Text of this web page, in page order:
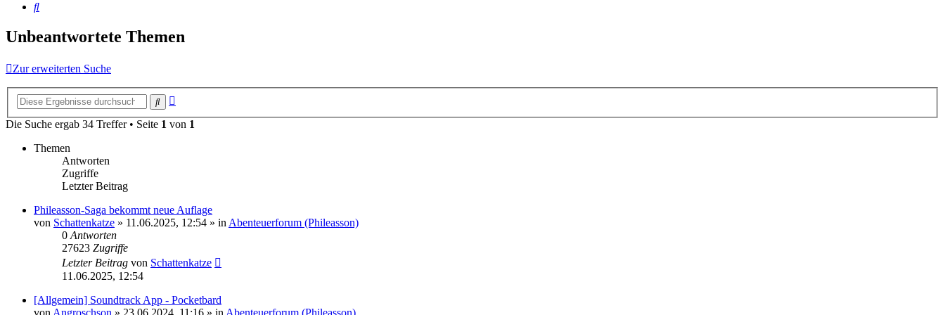
Suche
Unbeantwortete Themen
Zur erweiterten Suche
Suche
Die Suche ergab 34 Treffer • Seite 1 von 1
Themen
Antworten
Zugriffe
Letzter Beitrag
Phileasson-Saga bekommt neue Auflage
von Schattenkatze » 11.06.2025, 12:54 » in Abenteuerforum (Phileasson)
0 Antworten
27623 Zugriffe
Letzter Beitrag von Schattenkatze
11.06.2025, 12:54
[Allgemein] Soundtrack App - Pocketbard
von Angroschson » 23.06.2024, 11:16 » in Abenteuerforum (Phileasson)